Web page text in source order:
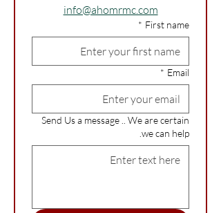
info@ahomrmc.com
First name
*
Email
*
Send Us a message .. We are certain
we can help.